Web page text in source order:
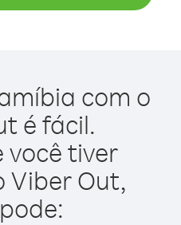
com o
é fácil.
você tiver
Viber Out,